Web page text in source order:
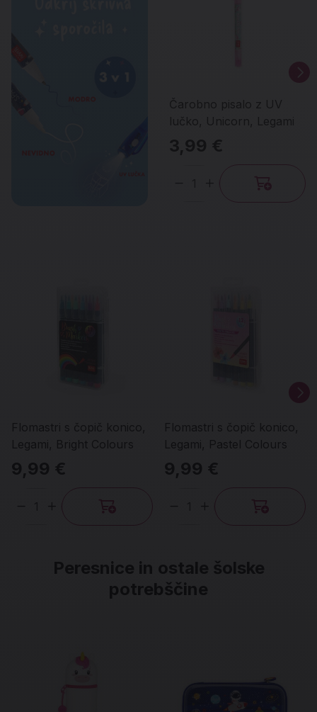
Čarobno pisalo z UV
lučko, Unicorn, Legami
3,99 €
Količina
Flomastri s čopič konico,
Legami, Bright Colours
9,99 €
Flomastri s čopič konico,
Legami, Pastel Colours
9,99 €
Peresnice in ostale šolske
potrebščine